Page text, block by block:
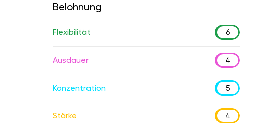
Belohnung
Flexibilität 6
Ausdauer 4
Konzentration 5
Stärke 4